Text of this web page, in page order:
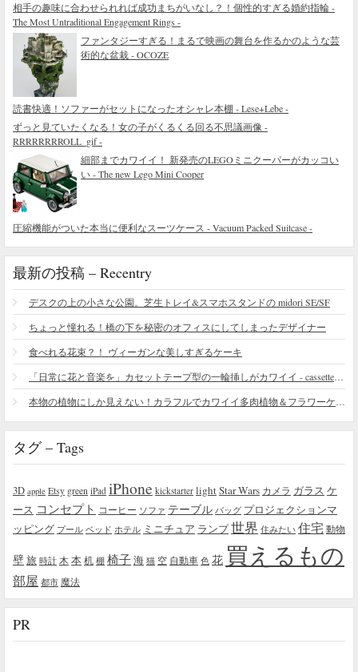
相手の趣味に合わせられれば成功まちがいなし？！個性的すぎる婚約指輪 -
The Most Untraditional Engagement Rings -
ファンタジーすぎる！まるで映画の舞台を作るかのような芸
術的な盆栽 - OCOZE
読書快適！ソファーがセットになったオシャレ本棚 - Lese+Lebe -
ずっと見ていたくなる！女の子がくるくる回る不思議画像 -
RRRRRRRROLL_gif -
細部までカワイイ！ 新発売のLEGOミニクーパーがカッコい
い - The new Lego Mini Cooper
圧縮機能がついた本当に便利なスーツケース - Vacuum Packed Suitcase -
最新の投稿 – Recentry
デスクの上の小さな公園。芝生トレイ&スマホスタンドの midori SE/SF
ちょっと憧れる！橋の下を秘密のオフィスにしてしまったデザイナー
食べれる花束？！ ヴィーガンな美しすぎるケーキ
タグ – Tags
3D apple Etsy green iPad iPhone kickstarter lightStar Wars カメラ ガラス ケ
ース コンセプト コーヒー ソファ テーブル バッグ プロジェクションマ
ッピング プール ベッド ホテル ミニチュア ランプ世界 住みたい 住宅 動物
壁旅 時計 木 本机 棚 椅子海 猫 空 自動車 色 花 買えるもの
部屋 都市 魔法
PR